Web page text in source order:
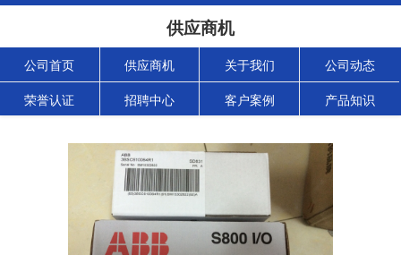
供应商机
公司首页 供应商机 关于我们 公司动态
荣誉认证 招聘中心 客户案例 产品知识